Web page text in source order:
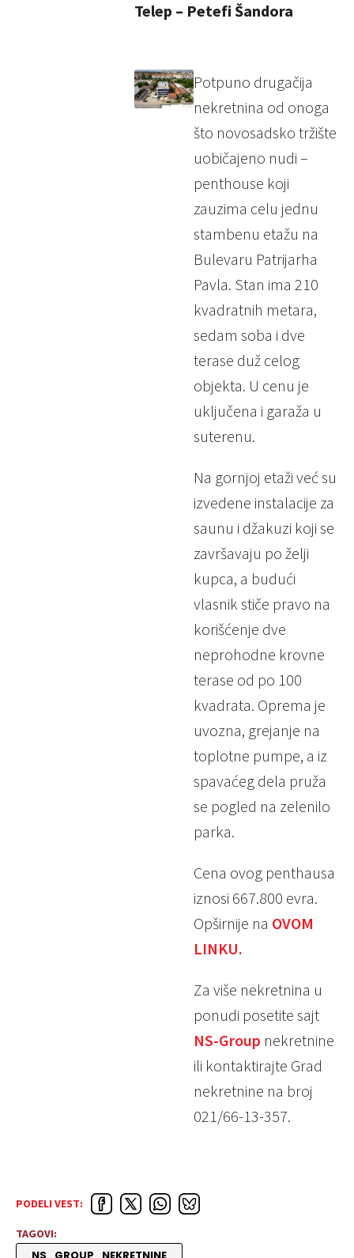
Telep – Petefi Šandora
Potpuno drugačija
nekretnina od onoga
što novosadsko tržište
uobičajeno nudi –
penthouse koji
zauzima celu jednu
stambenu etažu na
Bulevaru Patrijarha
Pavla. Stan ima 210
kvadratnih metara,
sedam soba i dve
terase duž celog
objekta. U cenu je
uključena i garaža u
suterenu.
Na gornjoj etaži već su
izvedene instalacije za
saunu i džakuzi koji se
završavaju po želji
kupca, a budući
vlasnik stiče pravo na
korišćenje dve
neprohodne krovne
terase od po 100
kvadrata. Oprema je
uvozna, grejanje na
toplotne pumpe, a iz
spavaćeg dela pruža
se pogled na zelenilo
parka.
Cena ovog penthausa
iznosi 667.800 evra.
Opširnije na OVOM
LINKU.
Za više nekretnina u
ponudi posetite sajt
NS-Group nekretnine
ili kontaktirajte Grad
nekretnine na broj
021/66-13-357.
PODELI VEST:
TAGOVI: